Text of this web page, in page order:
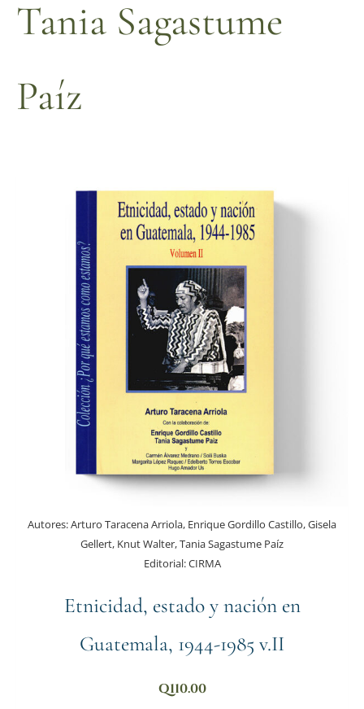
Tania Sagastume
Paíz
Autores:Arturo Taracena Arriola, Enrique Gordillo Castillo, Gisela
Gellert, Knut Walter, Tania Sagastume Paíz
Editorial:CIRMA
Etnicidad, estado y nación en
Guatemala, 1944-1985 v.II
Q110.00